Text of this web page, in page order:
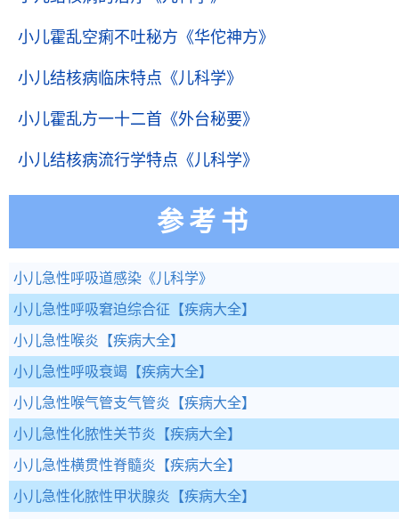
小儿霍乱空痢不吐秘方 《华佗神方》
小儿结核病临床特点 《儿科学》
小儿霍乱方一十二首 《外台秘要》
小儿结核病流行学特点 《儿科学》
参考书
小儿急性呼吸道感染 《儿科学》
小儿急性呼吸窘迫综合征 【疾病大全】
小儿急性喉炎 【疾病大全】
小儿急性呼吸衰竭 【疾病大全】
小儿急性喉气管支气管炎 【疾病大全】
小儿急性化脓性关节炎 【疾病大全】
小儿急性横贯性脊髓炎 【疾病大全】
小儿急性化脓性甲状腺炎 【疾病大全】